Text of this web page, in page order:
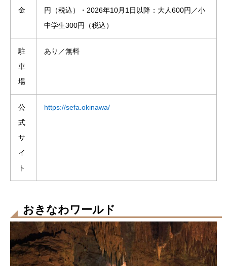
金
円（税込）・2026年10月1日以降：大人600円／小
中学生300円（税込）
駐
車
場
あり／無料
公
式
サ
イ
ト
https://sefa.okinawa/
おきなわワールド